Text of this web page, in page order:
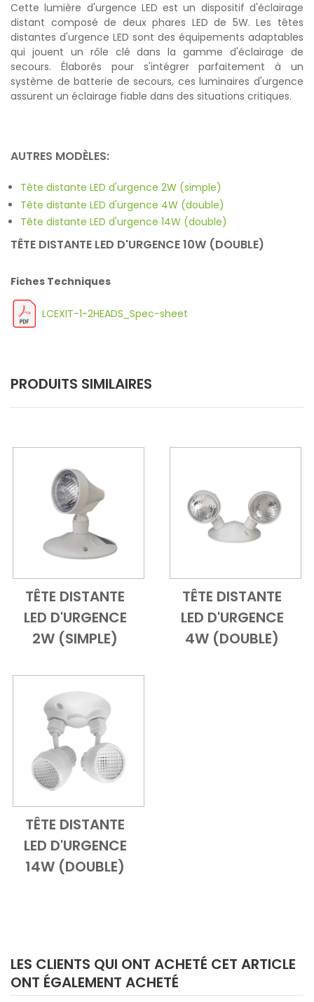
Cette lumière d'urgence LED est un dispositif d'éclairage
distant composé de deux phares LED de 5W. Les têtes
distantes d'urgence LED sont des équipements adaptables
qui jouent un rôle clé dans la gamme d'éclairage de
secours. Élaborés pour s'intégrer parfaitement à un
système de batterie de secours, ces luminaires d'urgence
assurent un éclairage fiable dans des situations critiques.
AUTRES MODÈLES:
Tête distante LED d'urgence 2W (simple)
Tête distante LED d'urgence 4W (double)
Tête distante LED d'urgence 14W (double)
TÊTE DISTANTE LED D'URGENCE 10W (DOUBLE)
Fiches Techniques
LCEXIT-1-2HEADS_Spec-sheet
PRODUITS SIMILAIRES
Add to CartVue d'ensemble
TÊTE DISTANTE
LED D'URGENCE
2W (SIMPLE)
Add to Cart
Vue
TÊTE DISTANTE
LED D'URGENCE
4W (DOUBLE)
Add to CartVue d'ensemble
TÊTE DISTANTE
LED D'URGENCE
14W (DOUBLE)
LES CLIENTS QUI ONT ACHETÉ CET ARTICLE
ONT ÉGALEMENT ACHETÉ